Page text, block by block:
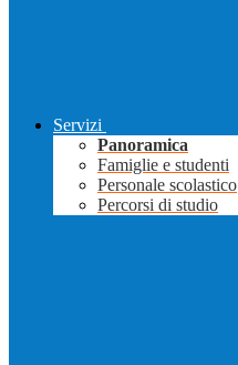
Servizi
Panoramica
Famiglie e studenti
Personale scolastico
Percorsi di studio